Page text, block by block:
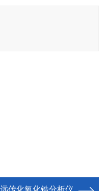
传化氧化锆分析仪